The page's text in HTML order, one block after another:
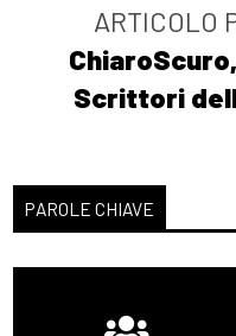
ARTICOLO
Scrittori
PAROLE CHIAVE